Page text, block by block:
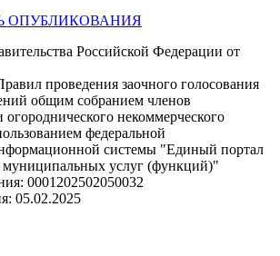
ОПУБЛИКОВАНИЯ
Российской Федерации от
проведения заочного голосования
общим собранием членов
огороднического некоммерческого
федеральной
системы "Единый портал
муниципальных услуг (функций)"
0001202502050032
05.02.2025